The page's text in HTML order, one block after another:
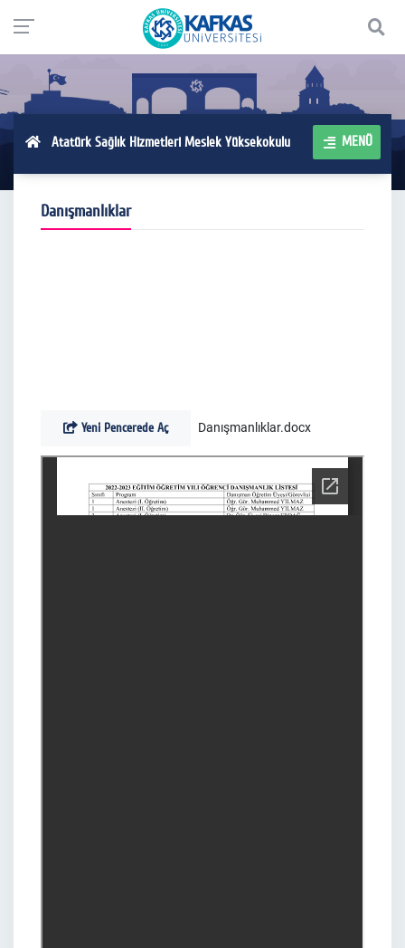
Atatürk Sağlık Hizmetleri Meslek Yüksekokulu MENÜ
Danışmanlıklar
Yeni Pencerede Aç Danışmanlıklar.docx